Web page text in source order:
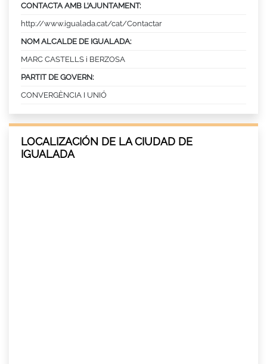
CONTACTA AMB L’AJUNTAMENT:
http://www.igualada.cat/cat/Contactar
NOM ALCALDE DE IGUALADA:
MARC CASTELLS i BERZOSA
PARTIT DE GOVERN:
CONVERGÈNCIA I UNIÓ
LOCALIZACIÓN DE LA CIUDAD DE
IGUALADA